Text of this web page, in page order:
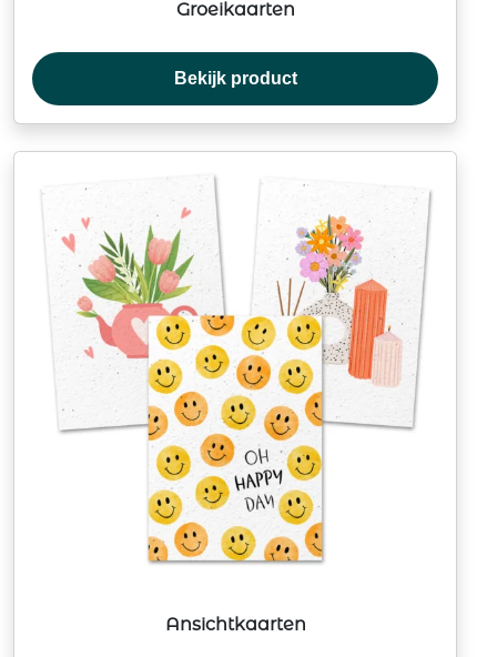
Groeikaarten
Bekijk product
Ansichtkaarten